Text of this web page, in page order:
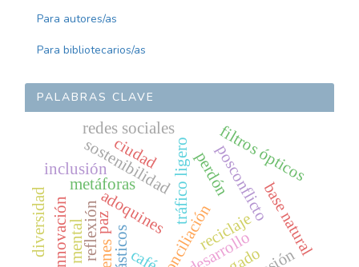
Para autores/as
Para bibliotecarios/as
PALABRAS CLAVE
adoquines reciclaje
plásticos
tráfico ligero
paz posconflicto
café
sostenibilidad
desarrollo
perdón
reconciliación
reflexión
metáforas filtros ópticos
base natural
innovación
redes sociales
inclusión
diversidad
ciudad